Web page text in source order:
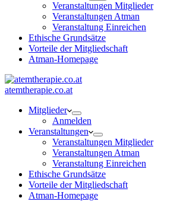
Veranstaltungen Mitglieder
Veranstaltungen Atman
Veranstaltung Einreichen
Ethische Grundsätze
Vorteile der Mitgliedschaft
Atman-Homepage
atemtherapie.co.at
Mitglieder
Anmelden
Veranstaltungen
Veranstaltungen Mitglieder
Veranstaltungen Atman
Veranstaltung Einreichen
Ethische Grundsätze
Vorteile der Mitgliedschaft
Atman-Homepage